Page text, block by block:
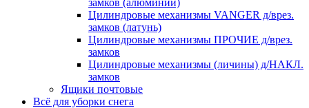
замков (алюминий)
Цилиндровые механизмы VANGER д/врез.
замков (латунь)
Цилиндровые механизмы ПРОЧИЕ д/врез.
замков
Цилиндровые механизмы (личины) д/НАКЛ.
замков
Ящики почтовые
Всё для уборки снега